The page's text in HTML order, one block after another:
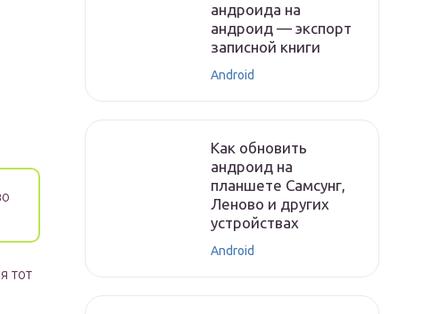
тот
андроида на
андроид — экспорт
записной книги
Android
Как обновить
андроид на
планшете Самсунг,
Леново и других
устройствах
Android